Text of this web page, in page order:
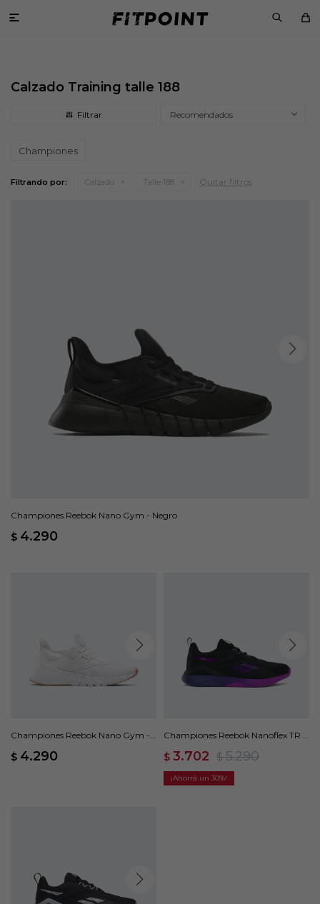

Calzado Training talle 188
Recomendados
Championes
Filtrando por: Calzado Talle 188 Quitar filtros
Championes Reebok Nano Gym - Negro
$ 4.290
Championes Reebok Nano Gym -
$ 4.290
Championes Reebok Nanoflex TR 2
$ 3.702 $ 5.290
30